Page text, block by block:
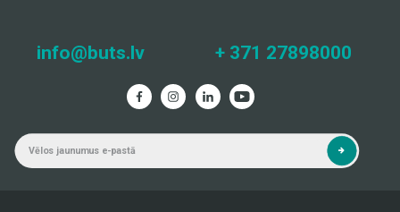
info@buts.lv + 371 27898000